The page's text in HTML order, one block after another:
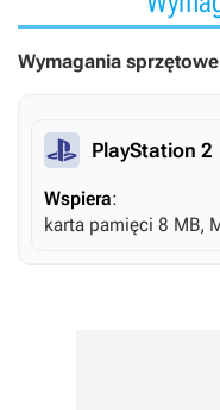
Wymagania
PlayStation 2
Wspiera:
karta pamięci 8 MB,